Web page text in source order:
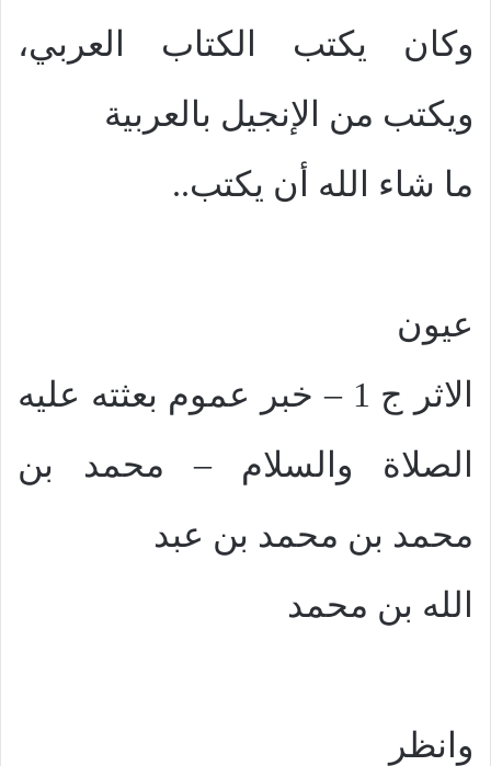
وكان يكتب الكتاب العربي،
ويكتب من الإنجيل بالعربية
ما شاء الله أن يكتب..
عيون
الاثر ج 1 – خبر عموم بعثته عليه
الصلاة والسلام – محمد بن
محمد بن محمد بن عبد
الله بن محمد
وانظر